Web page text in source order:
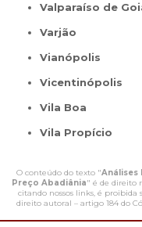
Valparaíso de
Varjão
Vianópolis
Vicentinópolis
Vila Boa
Vila Propício
O conteúdo do texto "Análises
Preço Abadiânia" é de direito
citando nossos links, é
direito autoral – artigo 184 do